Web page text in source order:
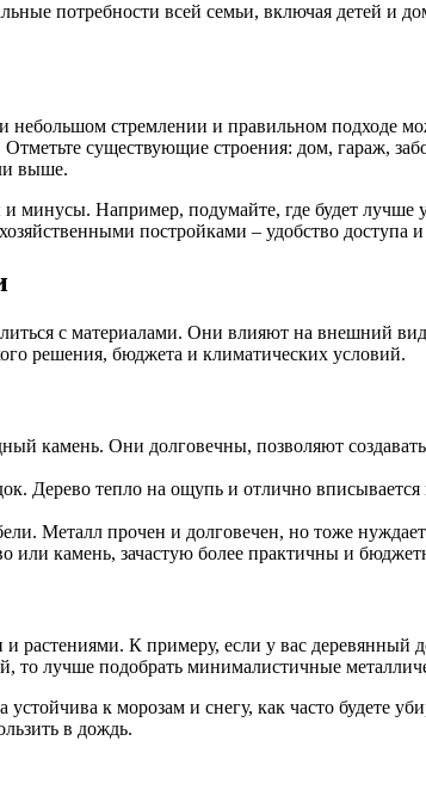
потребности всей семьи, включая детей
стремлении и правильном подходе
существующие строения: дом, гараж,
выше.
минусы. Например, подумайте, где будет
постройками – удобство доступа
с материалами. Они влияют на внешний
решения, бюджета и климатических условий.
камень. Они долговечны, позволяют
Дерево тепло на ощупь и отлично
Металл прочен и долговечен, но тоже
камень, зачастую более практичны и
К примеру, если у вас деревянный
то лучше подобрать минималистичные
к морозам и снегу, как часто будете
в дождь.